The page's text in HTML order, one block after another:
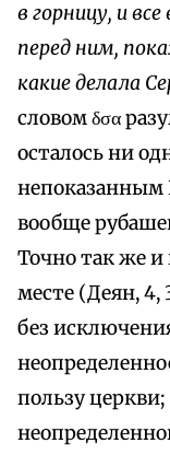
в горницу, и
перед ним,
какие делала
словом δσα
осталось ни
непоказанным
вообще
Точно так же
месте (Деян, 4,
без
пользу